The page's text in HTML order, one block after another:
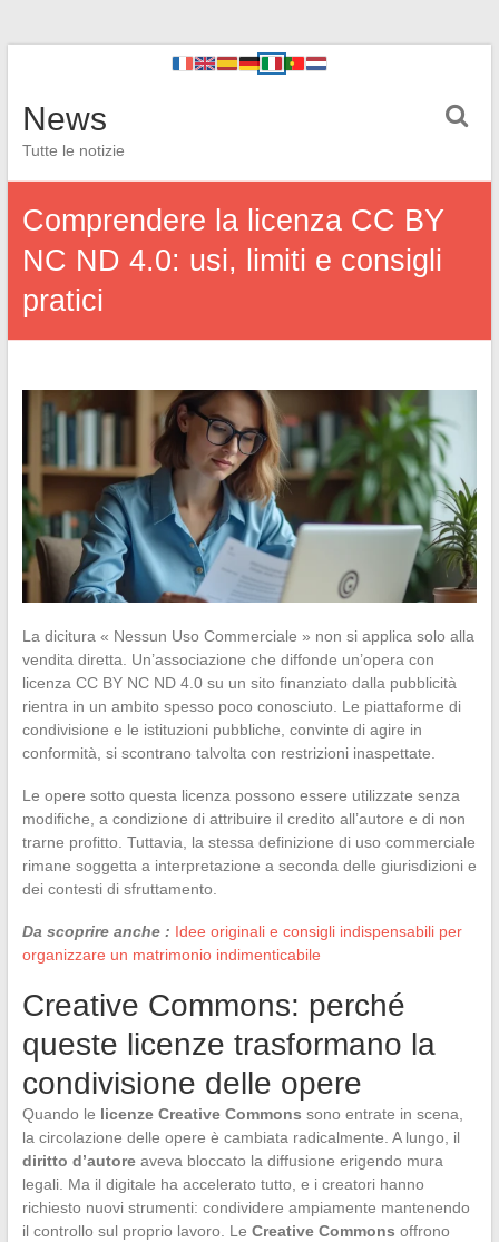
News
Tutte le notizie
Comprendere la licenza CC BY
NC ND 4.0: usi, limiti e consigli
pratici
La dicitura « Nessun Uso Commerciale » non si applica solo alla
vendita diretta. Un’associazione che diffonde un’opera con
licenza CC BY NC ND 4.0 su un sito finanziato dalla pubblicità
rientra in un ambito spesso poco conosciuto. Le piattaforme di
condivisione e le istituzioni pubbliche, convinte di agire in
conformità, si scontrano talvolta con restrizioni inaspettate.
Le opere sotto questa licenza possono essere utilizzate senza
modifiche, a condizione di attribuire il credito all’autore e di non
trarne profitto. Tuttavia, la stessa definizione di uso commerciale
rimane soggetta a interpretazione a seconda delle giurisdizioni e
dei contesti di sfruttamento.
Da scoprire anche : Idee originali e consigli indispensabili per
organizzare un matrimonio indimenticabile
Creative Commons: perché
queste licenze trasformano la
condivisione delle opere
Quando le licenze Creative Commons sono entrate in scena,
la circolazione delle opere è cambiata radicalmente. A lungo, il
diritto d’autoreaveva bloccato la diffusione erigendo mura
legali. Ma il digitale ha accelerato tutto, e i creatori hanno
richiesto nuovi strumenti: condividere ampiamente mantenendo
il controllo sul proprio lavoro. Le Creative Commons offrono